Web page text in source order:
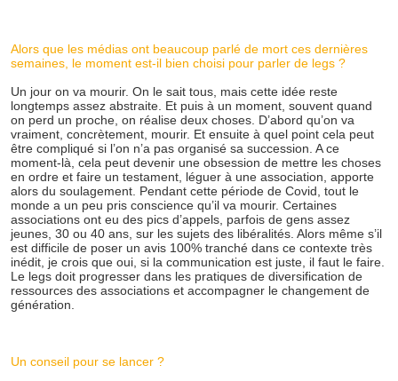
Alors que les médias ont beaucoup parlé de mort ces dernières
semaines, le moment est-il bien choisi pour parler de legs ?
Un jour on va mourir. On le sait tous, mais cette idée reste
longtemps assez abstraite. Et puis à un moment, souvent quand
on perd un proche, on réalise deux choses. D’abord qu’on va
vraiment, concrètement, mourir. Et ensuite à quel point cela peut
être compliqué si l’on n’a pas organisé sa succession. A ce
moment-là, cela peut devenir une obsession de mettre les choses
en ordre et faire un testament, léguer à une association, apporte
alors du soulagement. Pendant cette période de Covid, tout le
monde a un peu pris conscience qu’il va mourir. Certaines
associations ont eu des pics d’appels, parfois de gens assez
jeunes, 30 ou 40 ans, sur les sujets des libéralités. Alors même s’il
est difficile de poser un avis 100% tranché dans ce contexte très
inédit, je crois que oui, si la communication est juste, il faut le faire.
Le legs doit progresser dans les pratiques de diversification de
ressources des associations et accompagner le changement de
génération.
Un conseil pour se lancer ?